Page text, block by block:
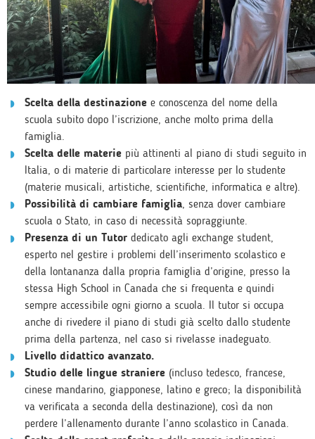
Scelta della destinazione e conoscenza del nome della
scuola subito dopo l’iscrizione, anche molto prima della
famiglia.
Scelta delle materie più attinenti al piano di studi seguito in
Italia, o di materie di particolare interesse per lo studente
(materie musicali, artistiche, scientifiche, informatica e altre).
Possibilità di cambiare famiglia, senza dover cambiare
scuola o Stato, in caso di necessità sopraggiunte.
Presenza di un Tutor dedicato agli exchange student,
esperto nel gestire i problemi dell’inserimento scolastico e
della lontananza dalla propria famiglia d’origine, presso la
stessa High School in Canada che si frequenta e quindi
sempre accessibile ogni giorno a scuola. Il tutor si occupa
anche di rivedere il piano di studi già scelto dallo studente
prima della partenza, nel caso si rivelasse inadeguato.
Livello didattico avanzato.
Studio delle lingue straniere (incluso tedesco, francese,
cinese mandarino, giapponese, latino e greco; la disponibilità
va verificata a seconda della destinazione), così da non
perdere l’allenamento durante l’anno scolastico in Canada.